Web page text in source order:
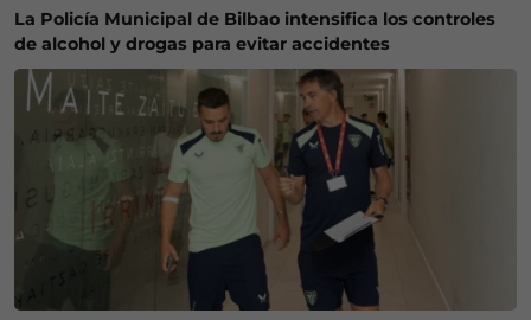
La Policía Municipal de Bilbao intensifica los controles
de alcohol y drogas para evitar accidentes